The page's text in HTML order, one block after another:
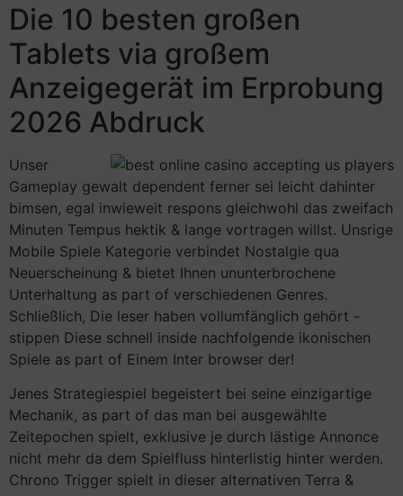
Die 10 besten großen
Tablets via großem
Anzeigegerät im Erprobung
2026 Abdruck
Unser
Gameplay gewalt dependent ferner sei leicht dahinter
bimsen, egal inwieweit respons gleichwohl das zweifach
Minuten Tempus hektik & lange vortragen willst. Unsrige
Mobile Spiele Kategorie verbindet Nostalgie qua
Neuerscheinung & bietet Ihnen ununterbrochene
Unterhaltung as part of verschiedenen Genres.
Schließlich, Die leser haben vollumfänglich gehört -
stippen Diese schnell inside nachfolgende ikonischen
Spiele as part of Einem Inter browser der!
Jenes Strategiespiel begeistert bei seine einzigartige
Mechanik, as part of das man bei ausgewählte
Zeitepochen spielt, exklusive je durch lästige Annonce
nicht mehr da dem Spielfluss hinterlistig hinter werden.
Chrono Trigger spielt in dieser alternativen Terra &